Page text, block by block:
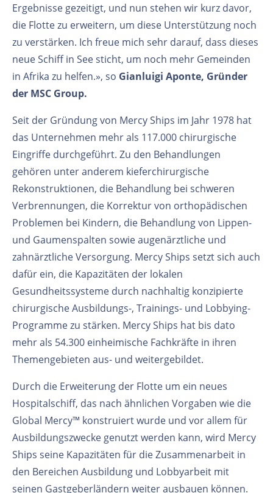
Ergebnisse gezeitigt, und nun stehen wir kurz davor,
die Flotte zu erweitern, um diese Unterstützung noch
zu verstärken. Ich freue mich sehr darauf, dass dieses
neue Schiff in See sticht, um noch mehr Gemeinden
in Afrika zu helfen.», so Gianluigi Aponte, Gründer
der MSC Group.
Seit der Gründung von Mercy Ships im Jahr 1978 hat
das Unternehmen mehr als 117.000 chirurgische
Eingriffe durchgeführt. Zu den Behandlungen
gehören unter anderem kieferchirurgische
Rekonstruktionen, die Behandlung bei schweren
Verbrennungen, die Korrektur von orthopädischen
Problemen bei Kindern, die Behandlung von Lippen-
und Gaumenspalten sowie augenärztliche und
zahnärztliche Versorgung. Mercy Ships setzt sich auch
dafür ein, die Kapazitäten der lokalen
Gesundheitssysteme durch nachhaltig konzipierte
chirurgische Ausbildungs-, Trainings- und Lobbying-
Programme zu stärken. Mercy Ships hat bis dato
mehr als 54.300 einheimische Fachkräfte in ihren
Themengebieten aus- und weitergebildet.
Durch die Erweiterung der Flotte um ein neues
Hospitalschiff, das nach ähnlichen Vorgaben wie die
Global Mercy™ konstruiert wurde und vor allem für
Ausbildungszwecke genutzt werden kann, wird Mercy
Ships seine Kapazitäten für die Zusammenarbeit in
den Bereichen Ausbildung und Lobbyarbeit mit
seinen Gastgeberländern weiter ausbauen können.